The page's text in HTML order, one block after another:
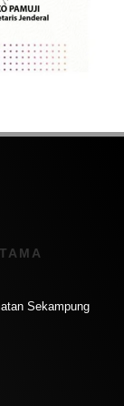
Sekampung